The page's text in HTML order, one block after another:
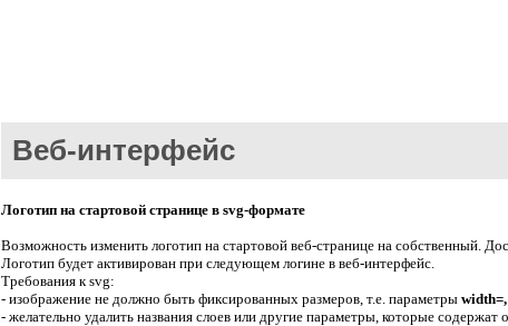
Веб-интерфейс
Логотип на стартовой странице в svg-формате
Возможность изменить логотип на стартовой веб-странице на собственный.
Логотип будет активирован при следующем логине в веб-интерфейс.
Требования к svg:
- изображение не должно быть фиксированных размеров, т.е. параметры
- желательно удалить названия слоев или другие параметры, которые